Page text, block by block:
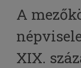
A
XIX.